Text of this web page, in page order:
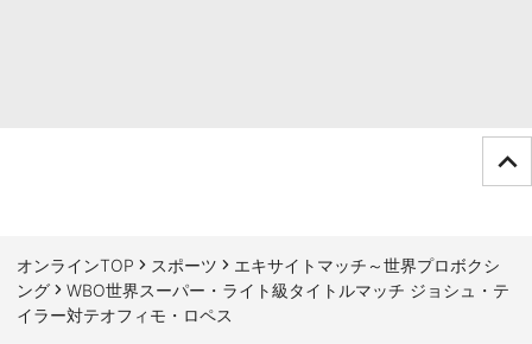
オンラインTOP スポーツ
エキサイトマッチ～世界プロボクシ
ング
WBO世界スーパー・ライト級タイトルマッチ ジョシュ・テ
イラー対テオフィモ・ロペス